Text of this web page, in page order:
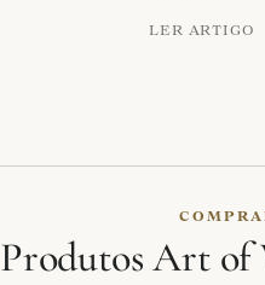
LER ARTIGO
Produtos Art of